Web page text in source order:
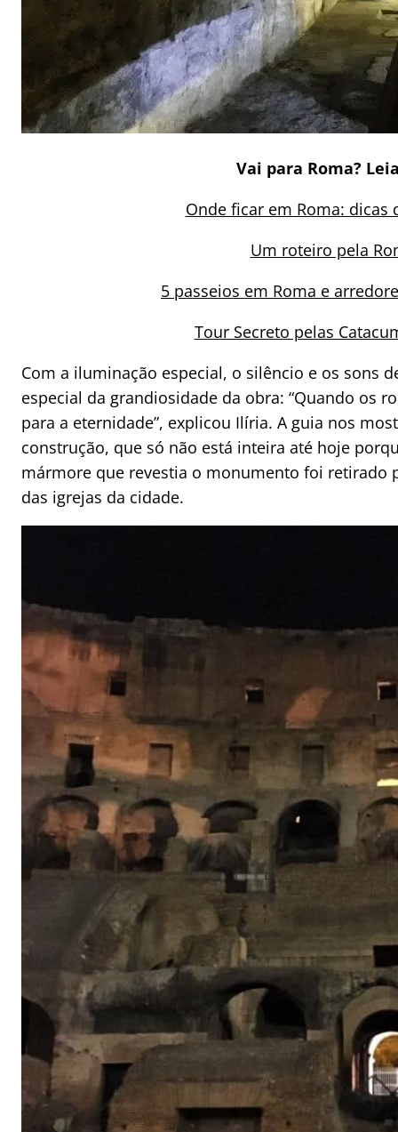
Vai para Roma?
Onde ficar em Roma: dicas
Um roteiro pela
5 passeios em Roma e
Tour Secreto pelas
Com a iluminação especial, o silêncio e os sons
especial da grandiosidade da obra: “Quando os
para a eternidade”, explicou Ilíria. A guia nos
construção, que só não está inteira até hoje
mármore que revestia o monumento foi retirado
das igrejas da cidade.